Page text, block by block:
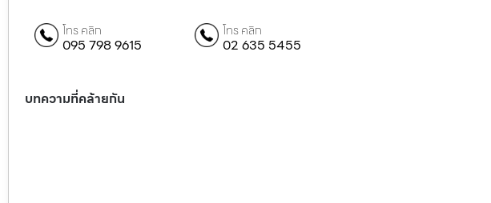
โทร คลิก
095 798 9615
โทร คลิก
02 635 5455
บทความที่คล้ายกัน